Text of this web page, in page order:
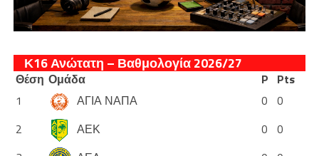
Κ16 Ανώτατη – Βαθμολογία 2026/27
Θέση Ομάδα P Pts
1
ΑΓΙΑ ΝΑΠΑ 0 0
2
ΑΕΚ 0 0